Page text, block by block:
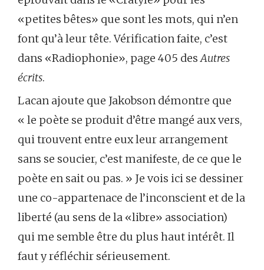
«petites bêtes» que sont les mots, qui n’en
font qu’à leur tête. Vérification faite, c’est
dans «Radiophonie», page 405 desAutres
écrits.
Lacan ajoute que Jakobson démontre que
« le poète se produit d’être mangé aux vers,
qui trouvent entre eux leur arrangement
sans se soucier, c’est manifeste, de ce que le
poète en sait ou pas. » Je vois ici se dessiner
une co-appartenace de l’inconscient et de la
liberté (au sens de la «libre» association)
qui me semble être du plus haut intérêt. Il
faut y réfléchir sérieusement.